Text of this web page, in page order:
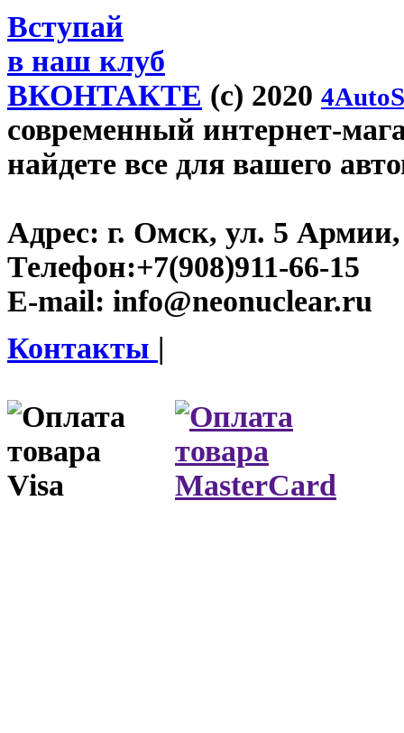
Вступай
в наш клуб
ВКОНТАКТЕ (c) 2020
современный интернет-
найдете все для вашего
Адрес: г. Омск, ул. 5 Армии,
Телефон:+7(908)911-66-15
E-mail: info@neonuclear.ru
Контакты |